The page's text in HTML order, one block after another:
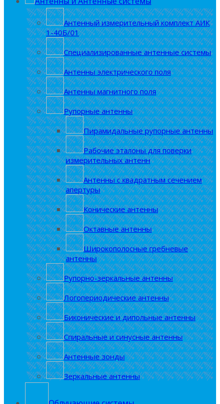
Антенный измерительный комплект АИК
1-40Б/01
Специализированные антенные системы
Антенны электрического поля
Антенны магнитного поля
Рупорные антенны
Пирамидальные рупорные антенны
Рабочие эталоны для поверки
измерительных антенн
Антенны с квадратным сечением
апертуры
Конические антенны
Октавные антенны
Широкополосные гребневые
антенны
Рупорно-зеркальные антенны
Логопериодические антенны
Биконические и дипольные антенны
Спиральные и синусные антенны
Антенные зонды
Зеркальные антенны